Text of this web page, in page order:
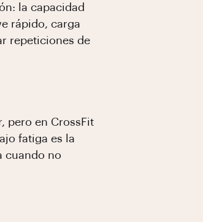
la capacidad
rápido, carga
repeticiones de
pero en CrossFit
fatiga es la
cuando no